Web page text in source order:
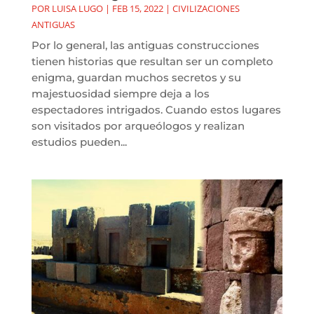
POR LUISA LUGO| FEB 15, 2022| CIVILIZACIONES
ANTIGUAS
Por lo general, las antiguas construcciones
tienen historias que resultan ser un completo
enigma, guardan muchos secretos y su
majestuosidad siempre deja a los
espectadores intrigados. Cuando estos lugares
son visitados por arqueólogos y realizan
estudios pueden...